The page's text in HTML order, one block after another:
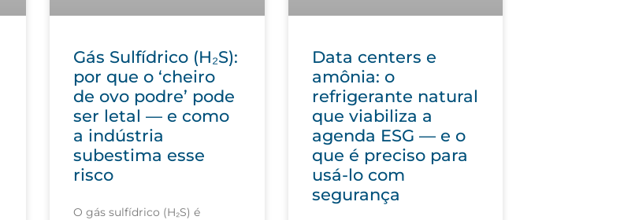
Gás Sulfídrico (H₂S):
por que o ‘cheiro
de ovo podre’ pode
ser letal — e como
a indústria
subestima esse
risco
O gás sulfídrico (H₂S) é
Data centers e
amônia: o
refrigerante natural
que viabiliza a
agenda ESG — e o
que é preciso para
usá-lo com
segurança